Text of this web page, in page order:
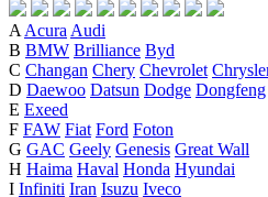
A Acura Audi
B BMW Brilliance Byd
C Changan Chery Chevrolet
D Daewoo Datsun Dodge Dongfeng
E Exeed
F FAW Fiat Ford Foton
G GAC Geely Genesis Great Wall
H Haima Haval Honda Hyundai
I Infiniti Iran Isuzu Iveco